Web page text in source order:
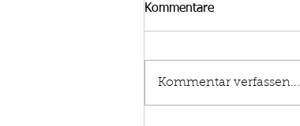
Kommentare
Kommentar verfassen...